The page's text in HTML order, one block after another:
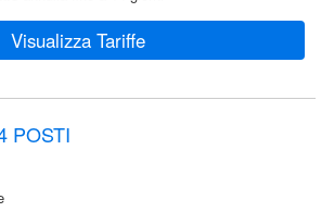
Visualizza Tariffe
POSTI